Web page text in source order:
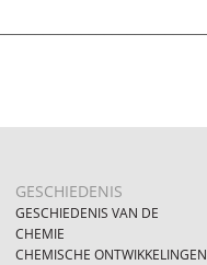
GESCHIEDENIS
GESCHIEDENIS VAN DE
CHEMIE
CHEMISCHE ONTWIKKELINGEN